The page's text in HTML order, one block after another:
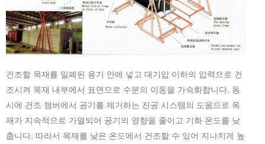
건조할 목재를 밀폐된 용기 안에 넣고 대기압 이하의 압력으로 건
조시켜 목재 내부에서 표면으로 수분의 이동을 가속화합니다. 동
시에 건조 챔버에서 공기를 제거하는 진공 시스템의 도움으로 목
재가 지속적으로 가열되어 공기의 영향을 줄이고 기화 온도를 낮
춥니다. 따라서 목재를 낮은 온도에서 건조할 수 있어 지나치게 높